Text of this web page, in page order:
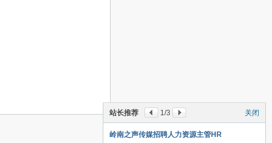
关闭
站长推荐 1/3
岭南之声传媒招聘人力资源主管HR